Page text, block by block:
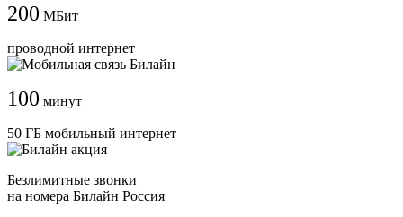
200 МБит
проводной интернет
100 минут
50 ГБ мобильный интернет
Безлимитные звонки
на номера Билайн Россия